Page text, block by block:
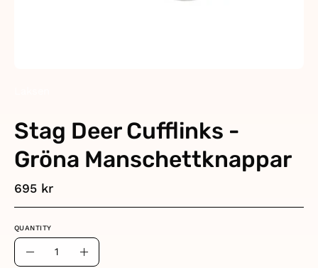
Stag Deer Cufflinks -
Gröna Manschettknappar
695 kr
QUANTITY
Quantity
Decrease Increase